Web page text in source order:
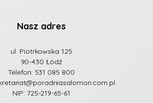
Nasz adres
ul. Piotrkowska 125
90-430 Łódź
Telefon: 531 085 800
NIP: 725-219-65-61